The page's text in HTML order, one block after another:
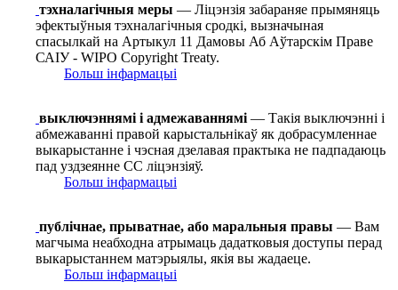
тэхналагічныя меры — Ліцэнзія забараняе прымяняць
эфектыўныя тэхналагічныя сродкі, вызначыная
спасылкай на Артыкул 11 Дамовы Аб Аўтарскім Праве
САІУ - WIPO Copyright Treaty.
Больш інфармацыі
выключэннямі і адмежаваннямі — Такія выключэнні і
абмежаванні правой карыстальнікаў як добрасумленнае
выкарыстанне і чэсная дзелавая практыка не падпадаюць
пад уздзеянне СС ліцэнзіяў.
Больш інфармацыі
публічнае, прыватнае, або маральныя правы — Вам
магчыма неабходна атрымаць дадатковыя доступы перад
выкарыстаннем матэрыялы, якія вы жадаеце.
Больш інфармацыі